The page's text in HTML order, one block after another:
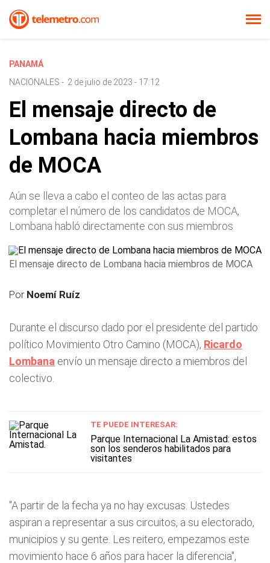
PANAMÁ
NACIONALES - 2 de julio de 2023 - 17:12
El mensaje directo de
Lombana hacia miembros
de MOCA
Aún se lleva a cabo el conteo de las actas para
completar el número de los candidatos de MOCA,
Lombana habló directamente con sus miembros
El mensaje directo de Lombana hacia miembros de MOCA
Por Noemí Ruíz
Durante el discurso dado por el presidente del partido
político Movimiento Otro Camino (MOCA), Ricardo
Lombana envío un mensaje directo a miembros del
colectivo.
TE PUEDE INTERESAR:
Parque Internacional La Amistad: estos
son los senderos habilitados para
visitantes
"A partir de la fecha ya no hay excusas. Ustedes
aspiran a representar a sus circuitos, a su electorado,
municipios y su gente. Les reitero, empezamos este
movimiento hace 6 años para hacer la diferencia",